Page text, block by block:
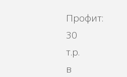
Профит:
30
т.р.
в